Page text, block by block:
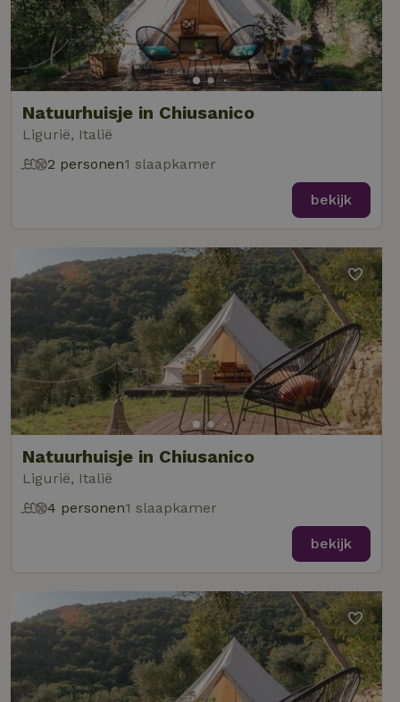
Natuurhuisje in Chiusanico
Ligurië, Italië
2 personen1 slaapkamer
bekijk
Natuurhuisje in Chiusanico
Ligurië, Italië
4 personen1 slaapkamer
bekijk